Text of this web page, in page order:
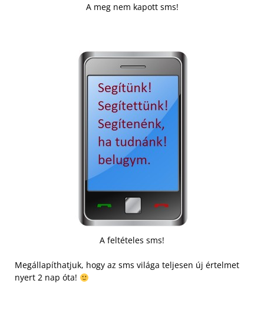
A meg nem kapott sms!
A feltételes sms!
Megállapíthatjuk, hogy az sms világa teljesen új értelmet
nyert 2 nap óta!